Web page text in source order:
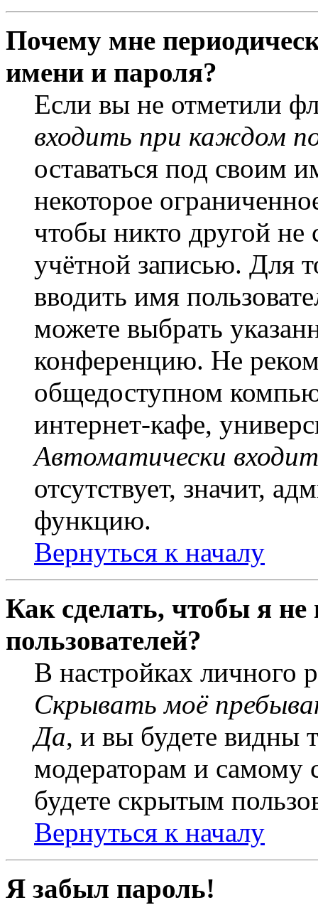
Почему мне
имени и пароля?
Если вы не отметили
входить при каждом
оставаться под своим
некоторое
чтобы никто другой не
учётной записью. Для
вводить имя
можете выбрать
конференцию. Не
общедоступном
интернет-кафе,
Автоматически
отсутствует, значит,
функцию.
Вернуться к началу
Как сделать, чтобы я
пользователей?
В настройках личного
Скрывать моё
Да, и вы будете видны
модераторам и самому
будете скрытым
Вернуться к началу
Я забыл пароль!